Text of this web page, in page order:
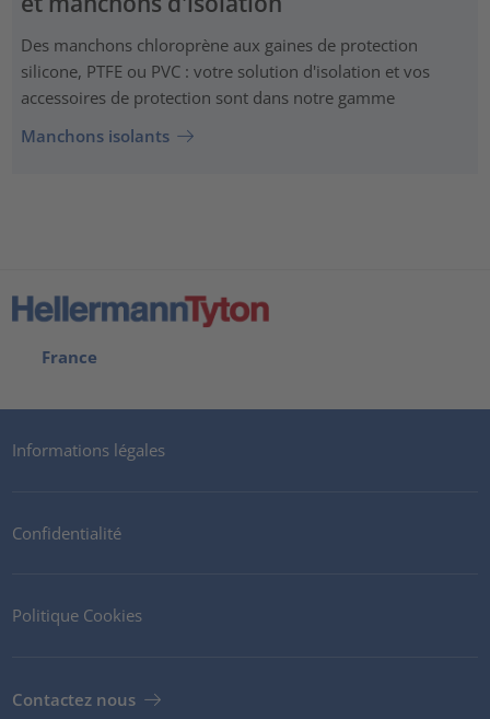
Des manchons chloroprène aux gaines de protection
silicone, PTFE ou PVC : votre solution d'isolation et vos
accessoires de protection sont dans notre gamme
Manchons isolants
France
Informations légales
Confidentialité
Politique Cookies
Contactez nous